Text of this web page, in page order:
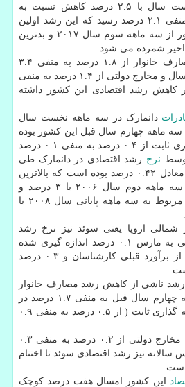
دانمارک در سه ماهه نخست سال با ۲.۵ درصد کاهش نسبت به
آخرین فصل سال ثبل به منفی ۲.۱ درصد رسید که این رشد اولین
رشد منفی فصلی این کشور از سه ماهه سوم سال ۲۰۱۷ و بدترین
در این بین، افت رشد مصارف خانوار از ۱.۸ درصد به منفی ۳.۴
درصد در سه ماهه نخست سال و مخارج دولتی از ۱.۴ درصد به منفی
کاهش رشد اقتصادی این کشور داشته
دانمارک در سه ماهه نخست سال
سه ماهه چهارم سال قبل این کشور بوده
است اما رشد سرمایه گذاری ثابت از ۰.۴ درصد به منفی ۰.۱ درصد
نرخ رشد اقتصادی در دانمارک طی
بازه زمانی ۱۹۹۱ تا ۲۰۱۹ معادل ۰.۴۲ درصد بوده است که بالاترین
رقم ثبت شده مربوط به سه ماهه دوم سال ۲۰۰۶ با ۳ درصد و
کمترین رقم ثبت شده نیز مربوط به سه ماهه پایانی سال ۲۰۰۸ با
اروپا یعنی سوئد نیز نرخ رشد
اقتصادی در سه ماهه منتهی به مارس ۰.۱ درصد اندازه گیری شده
است که ۰.۴ درصد بیشتر از برآورد قبلی کارشناسان و ۰.۳ درصد
ناشی از کاهش رشد مصارف خانوار
( از ۰.۷ درصد در سه ماهه چهارم سال قبل به منفی ۱.۷ درصد در
سه ماهه نخست) و سرمایه گذاری ثابت ( از ۰.۵ درصد به منفی ۰.۹
در طول همین مدت میزان مخارج دولتی از ۰.۲ درصد به منفی ۰.۳
نیز رشد اقتصادی سوئد تا اختتام
این کشور امسال هفت درصد کوچک